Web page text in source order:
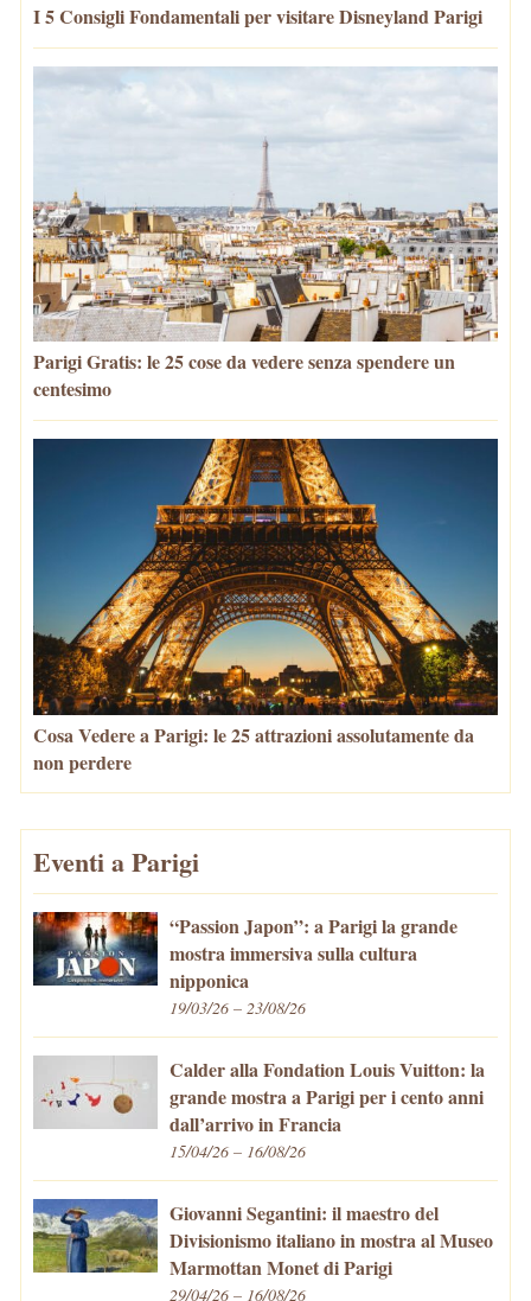
I 5 Consigli Fondamentali per visitare Disneyland Parigi
Parigi Gratis: le 25 cose da vedere senza spendere un
centesimo
Cosa Vedere a Parigi: le 25 attrazioni assolutamente da
non perdere
Eventi a Parigi
“Passion Japon”: a Parigi la grande
mostra immersiva sulla cultura
nipponica
19/03/26 – 23/08/26
Calder alla Fondation Louis Vuitton: la
grande mostra a Parigi per i cento anni
dall’arrivo in Francia
15/04/26 – 16/08/26
Giovanni Segantini: il maestro del
Divisionismo italiano in mostra al Museo
Marmottan Monet di Parigi
29/04/26 – 16/08/26